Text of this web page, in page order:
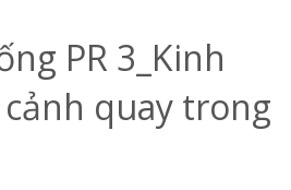
PR 3_Kinh
quay trong